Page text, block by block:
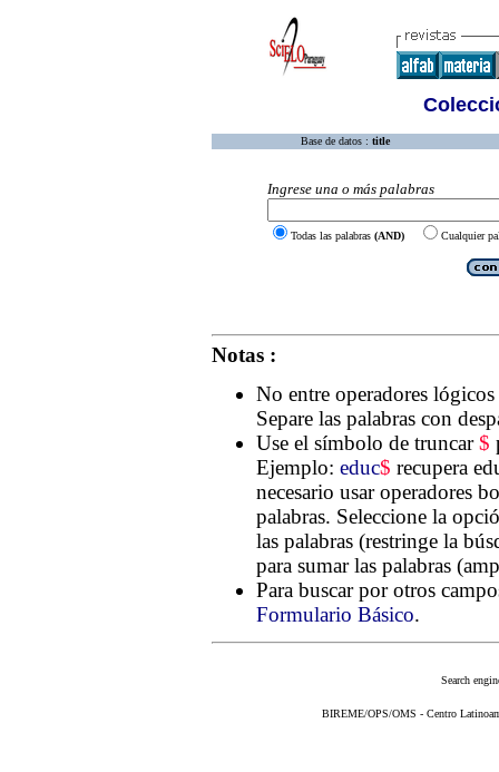
Base de datos : title
Ingrese una o más palabras
Todas las palabras (AND) Cualquier
Notas :
No entre operadores
Separe las palabras con
Use el símbolo de truncar$
Ejemplo: educ$ recupera
necesario usar operadores
palabras. Seleccione la
las palabras (restringe la
para sumar las palabras
Para buscar por otros
Formulario Básico.
Search
BIREME/OPS/OMS - Centro